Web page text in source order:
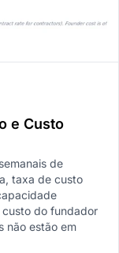
e Custo
de
taxa de custo
custo do fundador
não estão em